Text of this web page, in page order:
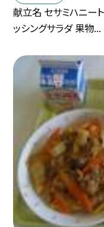
献立名 セサミハニー
ッシングサラダ 果物...